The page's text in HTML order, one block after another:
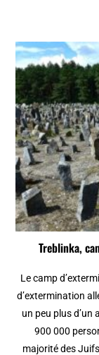
Treblinka,
Le camp
d’extermination
un peu plus d’un
900 000
majorité des